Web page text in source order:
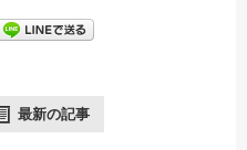
最新の記事